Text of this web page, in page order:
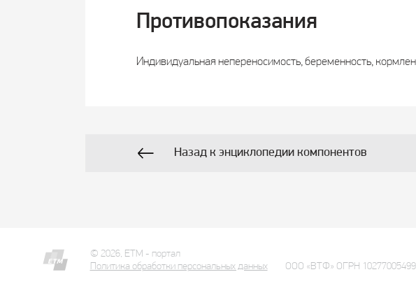
Противопоказания
Индивидуальная непереносимость, беременность,
Назад к энциклопедии компонентов
© 2026, ETM - портал
Политика обработки персональных данных
ООО «ВТФ» ОГРН